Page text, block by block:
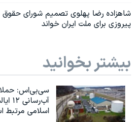
شاهزاده رضا پهلوی تصمیم شورای حقوق
پیروزی برای ملت ایران خواند
بیشتر بخوانید
سی‌بی‌اس:
اسلامی مرتبط